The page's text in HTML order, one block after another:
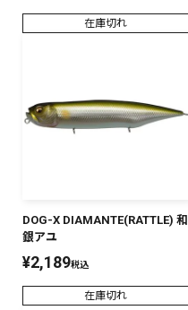
在庫切れ
DOG-X DIAMANTE(RATTLE) 和
銀アユ
¥2,189税込
在庫切れ